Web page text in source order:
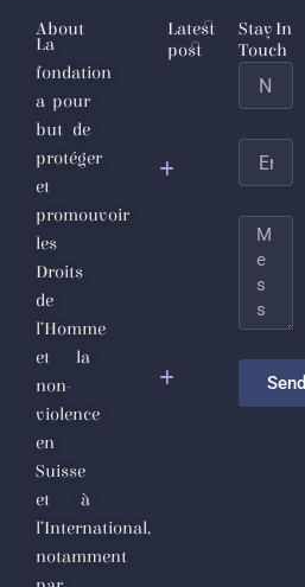
About
La
fondation
a pour
but de
protéger
et
promouvoir
les
Droits
de
l’Homme
et la
non-
violence
en
Suisse
et à
l’International,
notamment
Latest
post
L’Étaticule
joulanesque
ou les
sécrétions
totalitarisme
djihadiste
nettoyage
sectaire
comme
Stay In
Touch
Message
Send